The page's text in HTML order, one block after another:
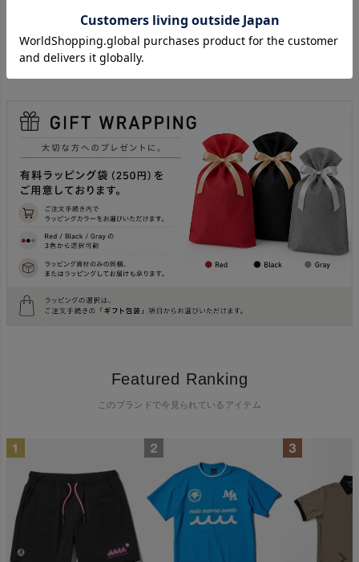
写真はサンプルの為、実際の商品は若干仕様の変更を施される場合
もございます。その際はご了承の程お願い致します。
Featured Ranking
このブランドで今見られているアイテム